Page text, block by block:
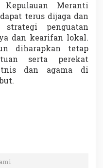
Kepulauan Meranti
terus dijaga dan
strategi penguatan
dan kearifan lokal.
diharapkan tetap
serta perekat
dan agama di